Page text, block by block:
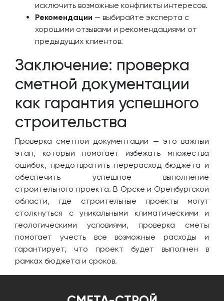
исключить возможные конфликты интересов.
Рекомендации — выбирайте эксперта с
хорошими отзывами и рекомендациями от
предыдущих клиентов.
Заключение: проверка
сметной документации
как гарантия успешного
строительства
Проверка сметной документации — это важный
этап, который помогает избежать множества
ошибок, предотвратить перерасход бюджета и
обеспечить успешное выполнение
строительного проекта. В Орске и Оренбургской
области, где строительные проекты могут
столкнуться с уникальными климатическими и
геологическими условиями, проверка сметы
помогает учесть все возможные расходы и
гарантирует, что проект будет выполнен в
рамках бюджета и сроков.